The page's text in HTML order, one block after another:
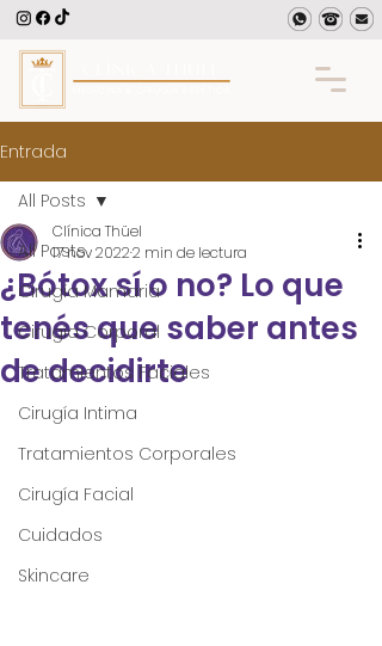
Entrada
All Posts
Cirugía Mamaria
Cirugía Corporal
Tratamientos Faciales
Cirugía Intima
Tratamientos Corporales
Cirugía Facial
Cuidados
Skincare
All Posts
¿Bótox sí o no? Lo que
tenés que saber antes
de decidirte
Clínica Thüel
17 nov 20222 min de lectura